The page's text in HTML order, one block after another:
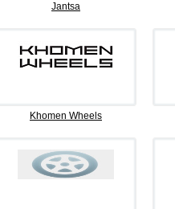
Jantsa
Khomen Wheels